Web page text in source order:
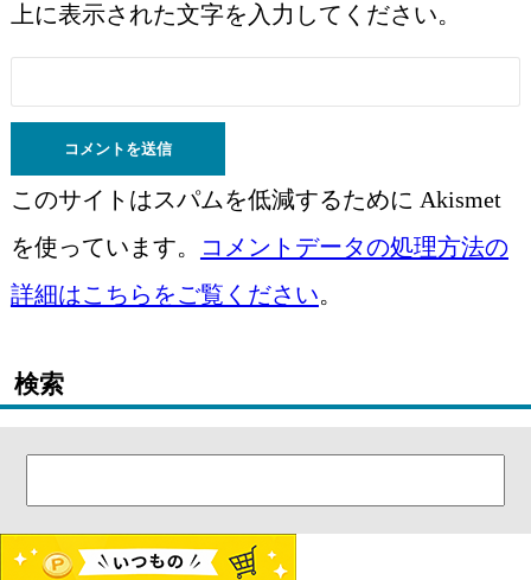
上に表示された文字を入力してください。
このサイトはスパムを低減するために Akismet
を使っています。
コメントデータの処理方法の
詳細はこちらをご覧ください。
検索